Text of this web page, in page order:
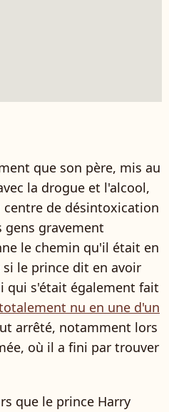
que son père, mis au
la drogue et l'alcool,
de désintoxication
gravement
le chemin qu'il était en
le prince dit en avoir
qui s'était également fait
nu en une d'un
arrêté, notamment lors
où il a fini par trouver
que le prince Harry